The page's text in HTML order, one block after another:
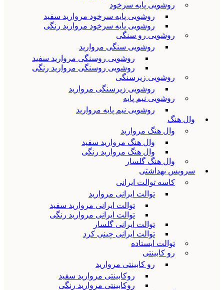
روشویی پایه سرخود
روشویی پایه سرخود مروارید سفید
روشویی پایه سرخود مروارید رنگی
روشویی رو سنگی
روشویی سنگی مروارید
روشویی روسنگی مروارید سفید
روشویی روسنگی مروارید رنگی
روشویی زیرسنگی
روشویی زیرسنگی مروارید
روشویی نیم پایه
روشویی نیم پایه مروارید
وال هنگ
وال هنگ مروارید
وال هنگ مروارید سفید
وال هنگ مروارید رنگی
وال هنگ گلسار
سرویس بهداشتی
کاسه توالت ایرانی
توالت ایرانی مروارید
توالت ایرانی مروارید سفید
توالت ایرانی مروارید رنگی
توالت ایرانی گلسار
توالت ایرانی چینی کرد
توالت ایستاده
رو کابینتی
رو کابینتی مروارید
روکابینتی مروارید سفید
روکابینتی مروارید رنگی